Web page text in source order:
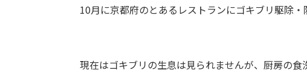
10月に京都府のとあるレストランにゴキブリ駆除・
現在はゴキブリの生息は見られませんが、厨房の